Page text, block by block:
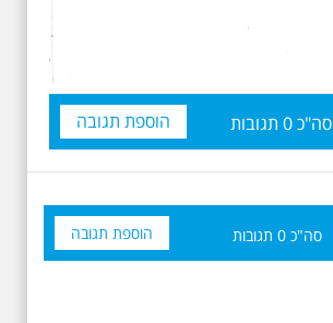
סה"כ0 תגובות הוספת תגובה
סה"כ 0 תגובות הוספת תגובה